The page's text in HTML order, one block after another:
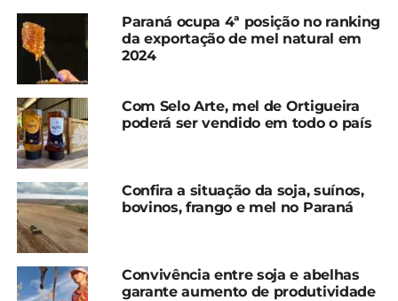
participantes da nova formação, no Sindicato Rural
de Colombo, na Região Metropolitana de Curitiba
(RMC), que possui uma sala de aula equipada com
cozinha. O novo título já está disponível no
catálogo de cursos do Sistema FAEP.
Para a produtora Arlete Dalberti, que participou da
turma-piloto em Colombo, o interesse principal é
que mantêm na propriedade para fazer produtos
para a família. “Sempre gostei de produtos naturais
em geral e é possível fazer esses cosméticos em
capacitações do Sistema FAEP.
Paraná ocupa 4ª posição no ranking
da exportação de mel natural em
2024
Com Selo Arte, mel de Ortigueira
poderá ser vendido em todo o país
Confira a situação da soja, suínos,
bovinos, frango e mel no Paraná
Convivência entre soja e abelhas
garante aumento de produtividade